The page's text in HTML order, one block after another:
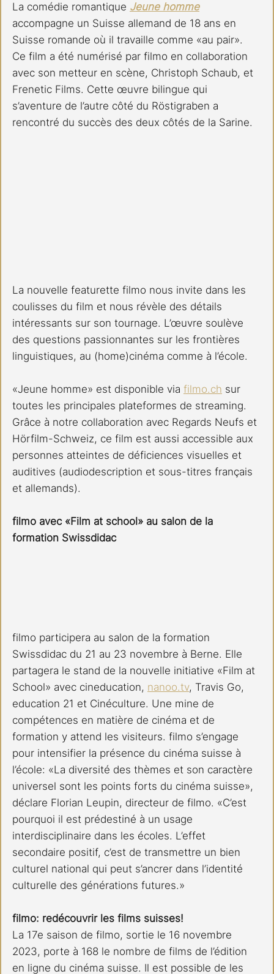
La comédie romantique Jeune homme
accompagne un Suisse allemand de 18 ans en
Suisse romande où il travaille comme «au pair».
Ce film a été numérisé par filmo en collaboration
avec son metteur en scène, Christoph Schaub, et
Frenetic Films. Cette œuvre bilingue qui
s’aventure de l’autre côté du Röstigraben a
rencontré du succès des deux côtés de la Sarine.
La nouvelle featurette filmo nous invite dans les
coulisses du film et nous révèle des détails
intéressants sur son tournage. L’œuvre soulève
des questions passionnantes sur les frontières
linguistiques, au (home)cinéma comme à l’école.
«Jeune homme» est disponible via filmo.ch sur
toutes les principales plateformes de streaming.
Grâce à notre collaboration avec Regards Neufs et
Hörfilm-Schweiz, ce film est aussi accessible aux
personnes atteintes de déficiences visuelles et
auditives (audiodescription et sous-titres français
et allemands).
filmo avec «Film at school» au salon de la
formation Swissdidac
filmo participera au salon de la formation
Swissdidac du 21 au 23 novembre à Berne. Elle
partagera le stand de la nouvelle initiative «Film at
School» avec cineducation, nanoo.tv, Travis Go,
education 21 et Cinéculture. Une mine de
compétences en matière de cinéma et de
formation y attend les visiteurs. filmo s’engage
pour intensifier la présence du cinéma suisse à
l’école: «La diversité des thèmes et son caractère
universel sont les points forts du cinéma suisse»,
déclare Florian Leupin, directeur de filmo. «C’est
pourquoi il est prédestiné à un usage
interdisciplinaire dans les écoles. L’effet
secondaire positif, c’est de transmettre un bien
culturel national qui peut s’ancrer dans l’identité
culturelle des générations futures.»
filmo: redécouvrir les films suisses!
La 17e saison de filmo, sortie le 16 novembre
2023, porte à 168 le nombre de films de l’édition
en ligne du cinéma suisse. Il est possible de les